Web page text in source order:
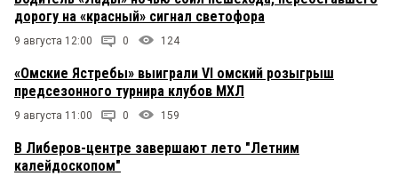
дорогу на «красный» сигнал светофора
9 августа 12:00 0 124
«Омские Ястребы» выиграли VI омский розыгрыш
предсезонного турнира клубов МХЛ
9 августа 11:00 0 159
В Либеров-центре завершают лето "Летним
калейдоскопом"